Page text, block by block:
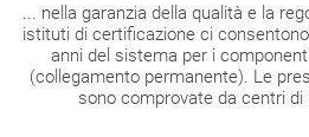
... nella garanzia della qualità e la
istituti di certificazione ci
anni del sistema per i
(collegamento permanente). Le
sono comprovate da centri di